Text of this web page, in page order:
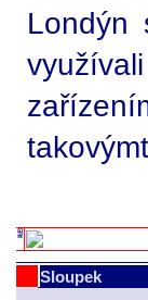
Londýn
Sloupek